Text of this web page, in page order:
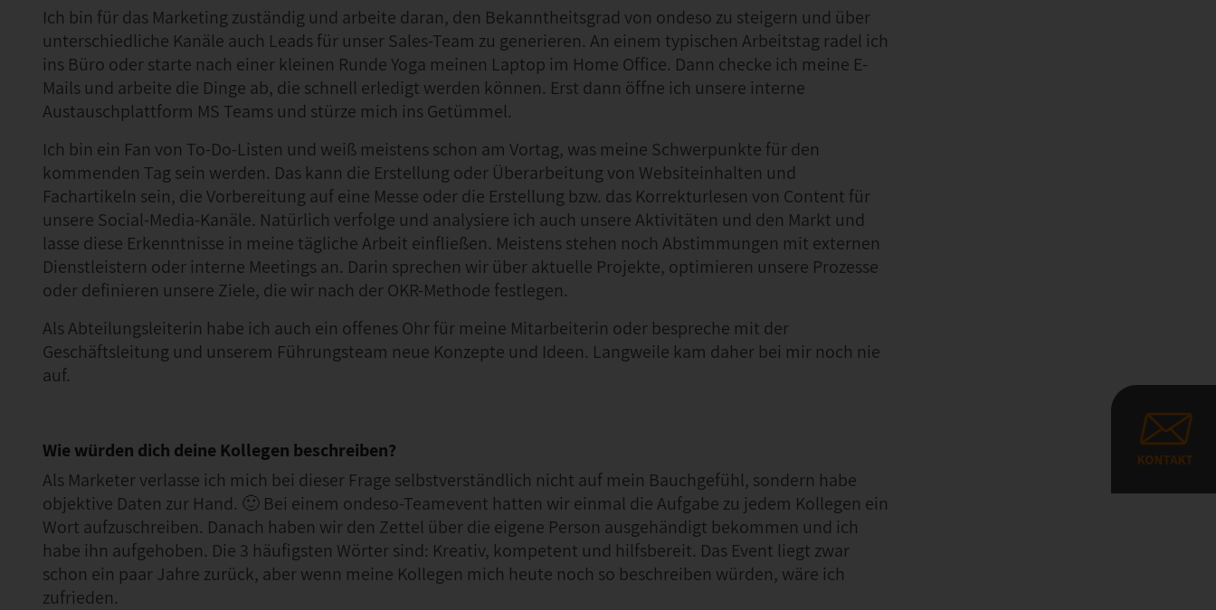
Ich bin für das Marketing zuständig und arbeite daran, den Bekanntheitsgrad von ondeso zu steigern und über
unterschiedliche Kanäle auch Leads für unser Sales-Team zu generieren. An einem typischen Arbeitstag radel ich
ins Büro oder starte nach einer kleinen Runde Yoga meinen Laptop im Home Office. Dann checke ich meine E-
Mails und arbeite die Dinge ab, die schnell erledigt werden können. Erst dann öffne ich unsere interne
Austauschplattform MS Teams und stürze mich ins Getümmel.
Ich bin ein Fan von To-Do-Listen und weiß meistens schon am Vortag, was meine Schwerpunkte für den
kommenden Tag sein werden. Das kann die Erstellung oder Überarbeitung von Websiteinhalten und
Fachartikeln sein, die Vorbereitung auf eine Messe oder die Erstellung bzw. das Korrekturlesen von Content für
unsere Social-Media-Kanäle. Natürlich verfolge und analysiere ich auch unsere Aktivitäten und den Markt und
lasse diese Erkenntnisse in meine tägliche Arbeit einfließen. Meistens stehen noch Abstimmungen mit externen
Dienstleistern oder interne Meetings an. Darin sprechen wir über aktuelle Projekte, optimieren unsere Prozesse
oder definieren unsere Ziele, die wir nach der OKR-Methode festlegen.
Als Abteilungsleiterin habe ich auch ein offenes Ohr für meine Mitarbeiterin oder bespreche mit der
Geschäftsleitung und unserem Führungsteam neue Konzepte und Ideen. Langweile kam daher bei mir noch nie
auf.
Wie würden dich deine Kollegen beschreiben?
Als Marketer verlasse ich mich bei dieser Frage selbstverständlich nicht auf mein Bauchgefühl, sondern habe
objektive Daten zur Hand. 🙂 Bei einem ondeso-Teamevent hatten wir einmal die Aufgabe zu jedem Kollegen ein
Wort aufzuschreiben. Danach haben wir den Zettel über die eigene Person ausgehändigt bekommen und ich
habe ihn aufgehoben. Die 3 häufigsten Wörter sind: Kreativ, kompetent und hilfsbereit. Das Event liegt zwar
schon ein paar Jahre zurück, aber wenn meine Kollegen mich heute noch so beschreiben würden, wäre ich
zufrieden.